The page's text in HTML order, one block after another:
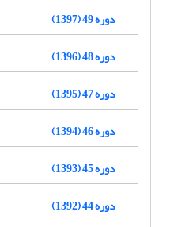
دوره 49 (1397)
دوره 48 (1396)
دوره 47 (1395)
دوره 46 (1394)
دوره 45 (1393)
دوره 44 (1392)